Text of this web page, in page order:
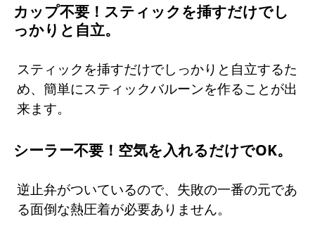
カップ不要！スティックを挿すだけでし
っかりと自立。
スティックを挿すだけでしっかりと自立するた
め、簡単にスティックバルーンを作ることが出
来ます。
シーラー不要！空気を入れるだけでOK。
逆止弁がついているので、失敗の一番の元であ
る面倒な熱圧着が必要ありません。